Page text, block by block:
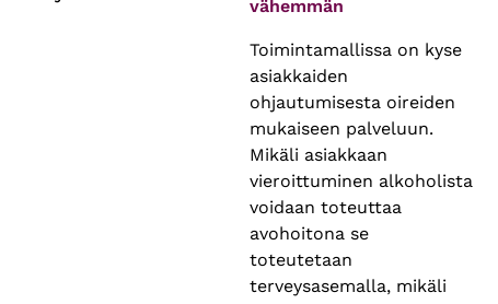
vähemmän
Toimintamallissa on kyse
asiakkaiden
ohjautumisesta oireiden
mukaiseen palveluun.
Mikäli asiakkaan
vieroittuminen alkoholista
voidaan toteuttaa
avohoitona se
toteutetaan
terveysasemalla, mikäli